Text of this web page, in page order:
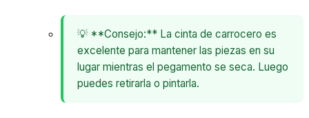
💡 **Consejo:** La cinta de carrocero es
excelente para mantener las piezas en su
lugar mientras el pegamento se seca. Luego
puedes retirarla o pintarla.